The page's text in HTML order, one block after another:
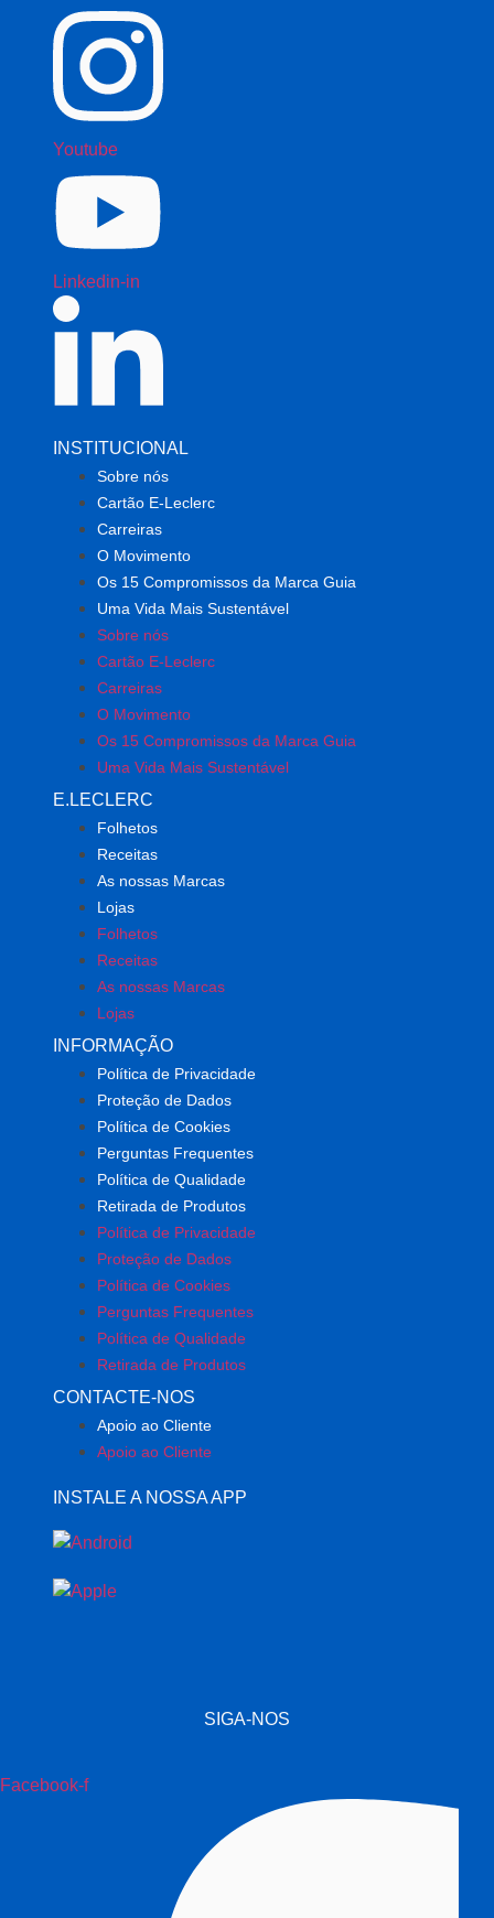
Youtube
Linkedin-in
INSTITUCIONAL
Sobre nós
Cartão E-Leclerc
Carreiras
O Movimento
Os 15 Compromissos da Marca Guia
Uma Vida Mais Sustentável
Sobre nós
Cartão E-Leclerc
Carreiras
O Movimento
Os 15 Compromissos da Marca Guia
Uma Vida Mais Sustentável
E.LECLERC
Folhetos
Receitas
As nossas Marcas
Lojas
Folhetos
Receitas
As nossas Marcas
Lojas
INFORMAÇÃO
Política de Privacidade
Proteção de Dados
Política de Cookies
Perguntas Frequentes
Política de Qualidade
Retirada de Produtos
Política de Privacidade
Proteção de Dados
Política de Cookies
Perguntas Frequentes
Política de Qualidade
Retirada de Produtos
CONTACTE-NOS
Apoio ao Cliente
Apoio ao Cliente
INSTALE A NOSSA APP
SIGA-NOS
Facebook-f